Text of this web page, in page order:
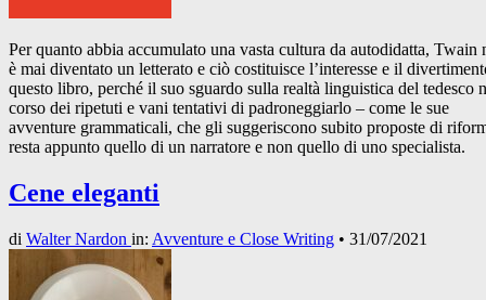
Per quanto abbia accumulato una vasta cultura da autodidatta, Twain
è mai diventato un letterato e ciò costituisce l’interesse e il
questo libro, perché il suo sguardo sulla realtà linguistica del tedesco
corso dei ripetuti e vani tentativi di padroneggiarlo – come le sue
avventure grammaticali, che gli suggeriscono subito proposte di
resta appunto quello di un narratore e non quello di uno specialista.
Cene eleganti
di Walter Nardon in: Avventure e Close Writing • 31/07/2021